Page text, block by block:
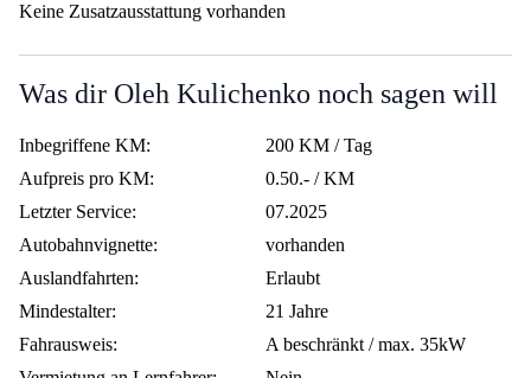
Keine Zusatzausstattung vorhanden
Was dir Oleh Kulichenko noch sagen will
Inbegriffene KM:
200 KM / Tag
Aufpreis pro KM:
0.50.- / KM
Letzter Service:
07.2025
Autobahnvignette:
vorhanden
Auslandfahrten:
Erlaubt
Mindestalter:
21 Jahre
Fahrausweis:
A beschränkt / max. 35kW